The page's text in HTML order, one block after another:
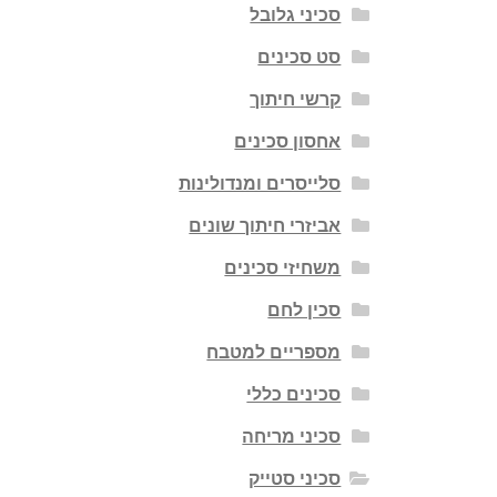
סכיני גלובל
סט סכינים
קרשי חיתוך
אחסון סכינים
סלייסרים ומנדולינות
אביזרי חיתוך שונים
משחיזי סכינים
סכין לחם
מספריים למטבח
סכינים כללי
סכיני מריחה
סכיני סטייק